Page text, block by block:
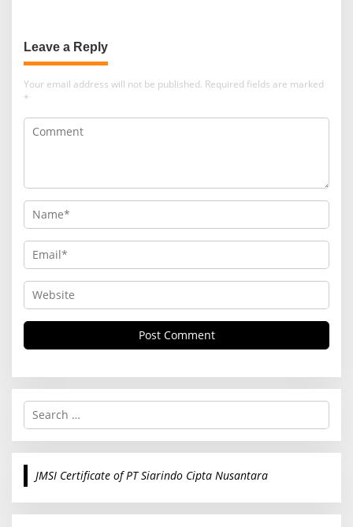
Leave a Reply
Your email address will not be published. Required fields are marked
*
S
r
c
o
JMSI Certificate of PT Siarindo Cipta Nusantara